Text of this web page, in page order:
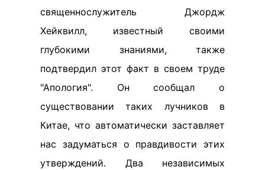
священнослужитель Джордж
Хейквилл, известный своими
глубокими знаниями, также
подтвердил этот факт в своем труде
"Апология". Он сообщал о
существовании таких лучников в
Китае, что автоматически заставляет
нас задуматься о правдивости этих
утверждений. Два независимых